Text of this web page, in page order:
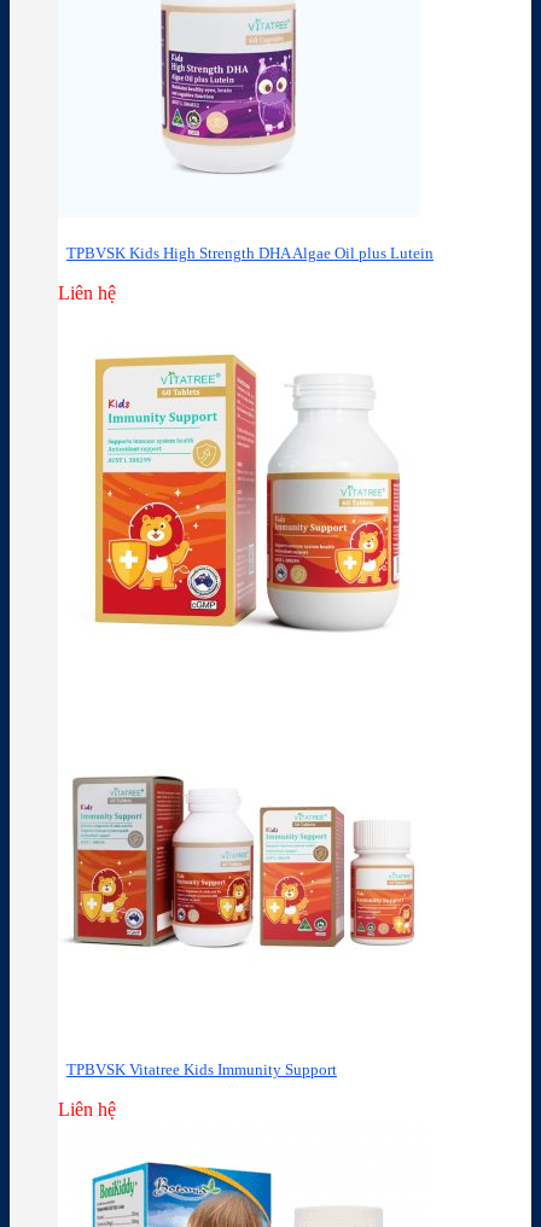
TPBVSK Kids High Strength DHA Algae Oil plus Lutein
Liên hệ
TPBVSK Vitatree Kids Immunity Support
Liên hệ